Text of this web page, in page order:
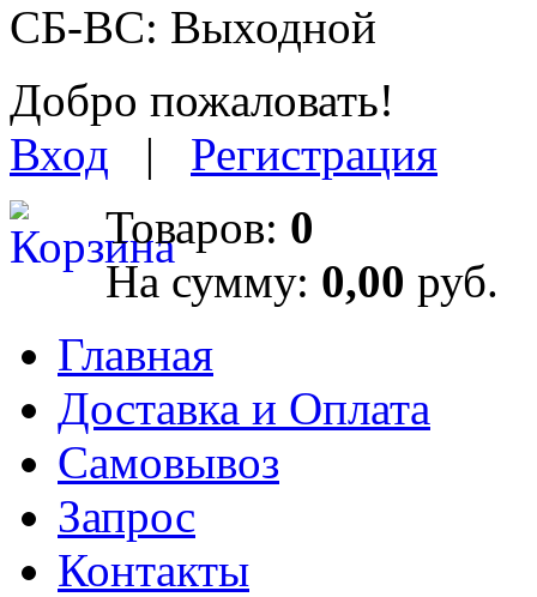
СБ-ВС: Выходной
Добро пожаловать!
Вход | Регистрация
Товаров: 0
На сумму: 0,00 руб.
Главная
Доставка и Оплата
Самовывоз
Запрос
Контакты